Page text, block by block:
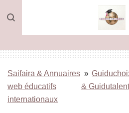
au
contenu
principal
Saifaira & Annuaires
web éducatifs
internationaux
»
& Guidutalent